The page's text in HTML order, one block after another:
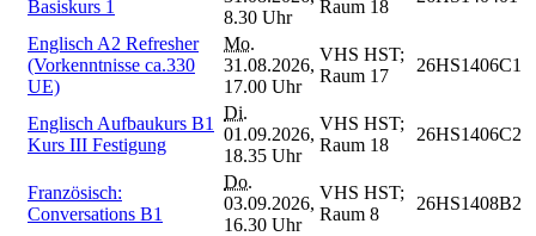
Basiskurs 1
8.30 Uhr
Raum 18
Englisch A2 Refresher
(Vorkenntnisse ca.330
UE)
Mo.
31.08.2026,
17.00 Uhr
VHS HST;
Raum 17
26HS1406C1
Englisch Aufbaukurs B1
Kurs III Festigung
Di.
01.09.2026,
18.35 Uhr
VHS HST;
Raum 18
26HS1406C2
Französisch:
Conversations B1
Do.
03.09.2026,
16.30 Uhr
VHS HST;
Raum 8
26HS1408B2